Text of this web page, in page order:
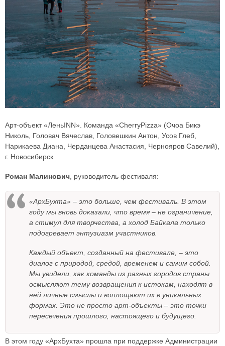
Арт-объект «ЛеньINN». Команда «CherryPizza» (Очоа Бикэ
Николь, Головач Вячеслав, Головешкин Антон, Усов Глеб,
Нарикаева Диана, Черданцева Анастасия, Чернояров Савелий),
г. Новосибирск
Роман Малинович, руководитель фестиваля:
«АрхБухта» – это больше, чем фестиваль. В этом
году мы вновь доказали, что время – не ограничение,
а стимул для творчества, а холод Байкала только
подогревает энтузиазм участников.
Каждый объект, созданный на фестивале, – это
диалог с природой, средой, временем и самим собой.
Мы увидели, как команды из разных городов страны
осмысляют тему возвращения к истокам, находят в
ней личные смыслы и воплощают их в уникальных
формах. Это не просто арт-объекты – это точки
пересечения прошлого, настоящего и будущего.
В этом году «АрхБухта» прошла при поддержке Администрации